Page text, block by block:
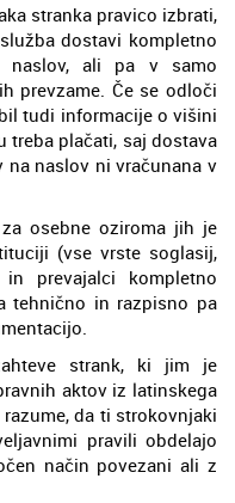
stranka pravico izbrati,
dostavi kompletno
naslov, ali pa v samo
prevzame. Če se odloči
tudi informacije o višini
treba plačati, saj dostava
naslov ni vračunana v
osebne oziroma jih je
(vse vrste soglasij,
prevajalci kompletno
tehnično in razpisno pa
strank, ki jim je
aktov iz latinskega
da ti strokovnjaki
pravili obdelajo
način povezani ali z